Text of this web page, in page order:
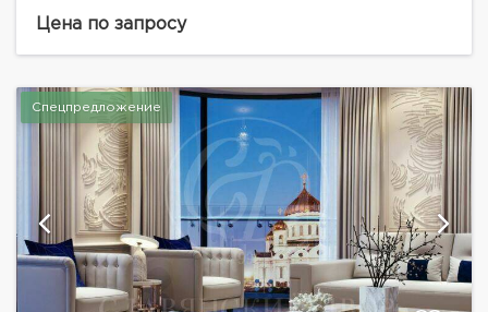
представляет собой проект комплексной
Цена по запросу
Спецпредложение